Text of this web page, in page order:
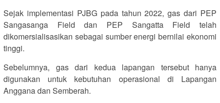
Sejak implementasi PJBG pada tahun 2022, gas dari PEP
Sangasanga Field dan PEP Sangatta Field telah
dikomersialisasikan sebagai sumber energi bernilai ekonomi
tinggi.
Sebelumnya, gas dari kedua lapangan tersebut hanya
digunakan untuk kebutuhan operasional di Lapangan
Anggana dan Semberah.